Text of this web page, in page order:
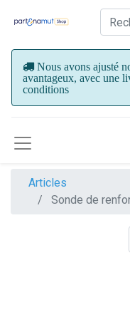
Nous avons ajusté
avantageux, avec une
conditions
Articles
Sonde de